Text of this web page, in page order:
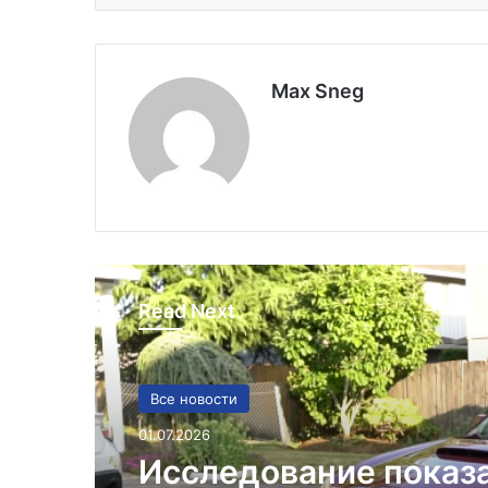
Max Sneg
Read Next
Все новости
01.07.2026
Исследование